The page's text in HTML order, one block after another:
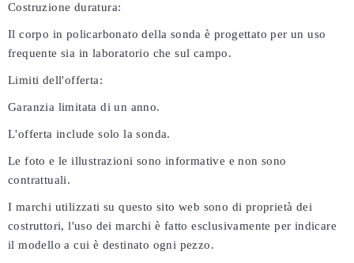
Costruzione duratura:
Il corpo in policarbonato della sonda è progettato per un uso
frequente sia in laboratorio che sul campo.
Limiti dell'offerta:
Garanzia limitata di un anno.
L'offerta include solo la sonda.
Le foto e le illustrazioni sono informative e non sono
contrattuali.
I marchi utilizzati su questo sito web sono di proprietà dei
costruttori, l'uso dei marchi è fatto esclusivamente per indicare
il modello a cui è destinato ogni pezzo.